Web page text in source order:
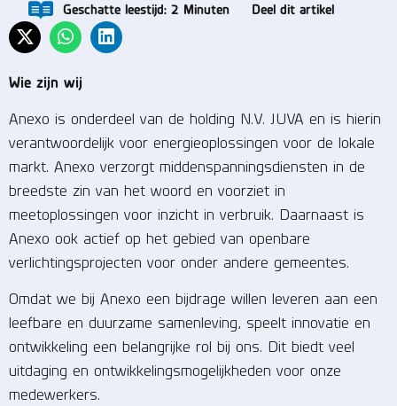
Geschatte leestijd: 2 Minuten Deel dit artikel
Wie zijn wij
Anexo is onderdeel van de holding N.V. JUVA en is hierin
verantwoordelijk voor energieoplossingen voor de lokale
markt. Anexo verzorgt middenspanningsdiensten in de
breedste zin van het woord en voorziet in
meetoplossingen voor inzicht in verbruik. Daarnaast is
Anexo ook actief op het gebied van openbare
verlichtingsprojecten voor onder andere gemeentes.
Omdat we bij Anexo een bijdrage willen leveren aan een
leefbare en duurzame samenleving, speelt innovatie en
ontwikkeling een belangrijke rol bij ons. Dit biedt veel
uitdaging en ontwikkelingsmogelijkheden voor onze
medewerkers.